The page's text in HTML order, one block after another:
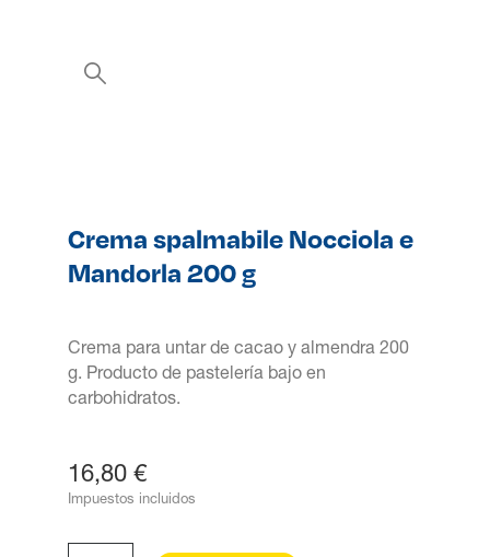
Crema spalmabile Nocciola e
Mandorla 200 g
Crema para untar de cacao y almendra 200
g. Producto de pastelería bajo en
carbohidratos.
16,80 €
Impuestos incluidos